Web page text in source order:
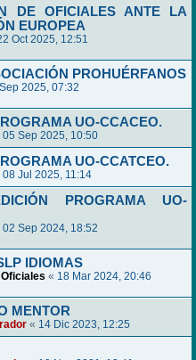
DE OFICIALES ANTE LA
EUROPEA
Oct 2025, 12:51
PROHUÉRFANOS
2025, 07:32
UO-CCACEO.
05 Sep 2025, 10:50
UO-CCATCEO.
08 Jul 2025, 11:14
PROGRAMA UO-
02 Sep 2024, 18:52
IDIOMAS
« 18 Mar 2024, 20:46
MENTOR
« 14 Dic 2023, 12:25